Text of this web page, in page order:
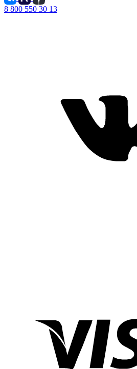
8 800 550 30 13